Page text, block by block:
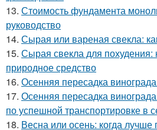
13. Стоимость фундамента
руководство
14. Сырая или вареная свекла:
15. Сырая свекла для похудения:
природное средство
16. Осенняя пересадка
17. Осенняя пересадка
по успешной транспортировке в
18. Весна или осень: когда лучше